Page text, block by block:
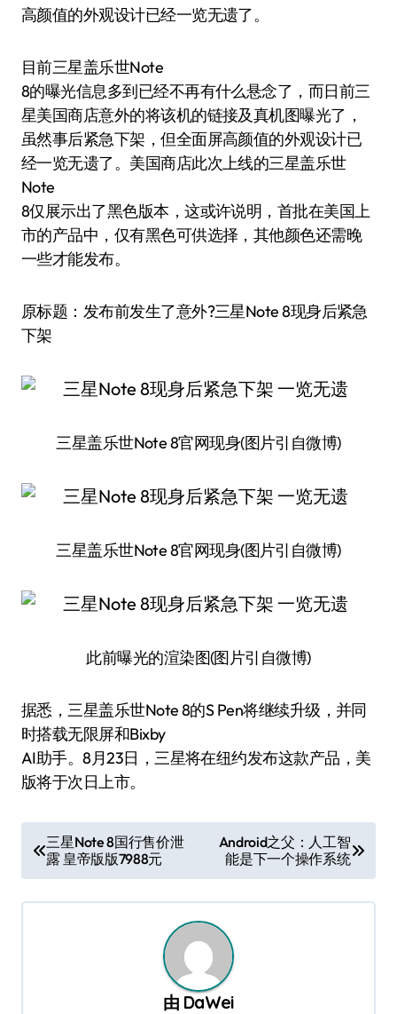
高颜值的外观设计已经一览无遗了。
目前三星盖乐世Note
8的曝光信息多到已经不再有什么悬念了，而日前三
星美国商店意外的将该机的链接及真机图曝光了，
虽然事后紧急下架，但全面屏高颜值的外观设计已
经一览无遗了。美国商店此次上线的三星盖乐世
Note
8仅展示出了黑色版本，这或许说明，首批在美国上
市的产品中，仅有黑色可供选择，其他颜色还需晚
一些才能发布。
原标题：发布前发生了意外?三星Note 8现身后紧急
下架
三星盖乐世Note 8官网现身(图片引自微博)
三星盖乐世Note 8官网现身(图片引自微博)
此前曝光的渲染图(图片引自微博)
据悉，三星盖乐世Note 8的S Pen将继续升级，并同
时搭载无限屏和Bixby
AI助手。8月23日，三星将在纽约发布这款产品，美
版将于次日上市。
章
导
三星Note 8国行售价泄
露 皇帝版版7988元
Android之父：人工智
能是下一个操作系统
由 DaWei